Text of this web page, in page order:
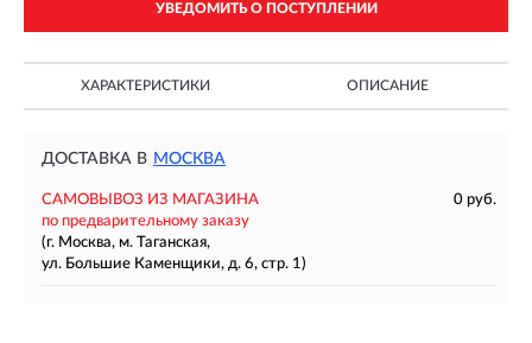
УВЕДОМИТЬ О ПОСТУПЛЕНИИ
ХАРАКТЕРИСТИКИ ОПИСАНИЕ
ДОСТАВКА В МОСКВА
САМОВЫВОЗ ИЗ МАГАЗИНА
0 руб.
по предварительному заказу
(г. Москва, м. Таганская,
ул. Большие Каменщики, д. 6, стр. 1)